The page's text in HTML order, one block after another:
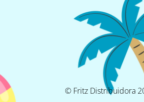
© Fritz Distribuidora